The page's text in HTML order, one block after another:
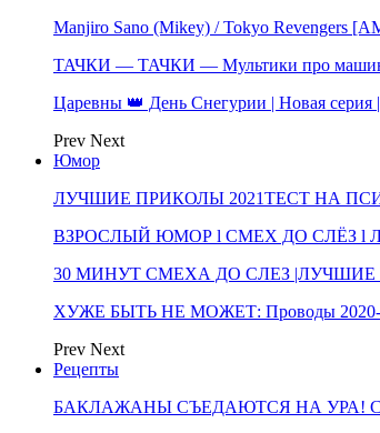
Manjiro Sano (Mikey) / Tokyo Revengers
ТАЧКИ — ТАЧКИ — Мультики про
Царевны 👑 День Снегурии | Новая серия
Prev Next
Юмор
ЛУЧШИЕ ПРИКОЛЫ 2021ТЕСТ НА
ВЗРОСЛЫЙ ЮМОР l СМЕХ ДО СЛЁЗ l
30 МИНУТ СМЕХА ДО СЛЕЗ |ЛУЧШИЕ
ХУЖЕ БЫТЬ НЕ МОЖЕТ: Проводы 2020-
Prev Next
Рецепты
БАКЛАЖАНЫ СЪЕДАЮТСЯ НА УРА!